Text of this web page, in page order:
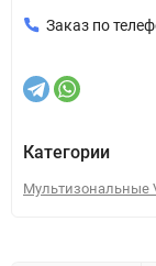
Заказ по
Категории
Мультизональные